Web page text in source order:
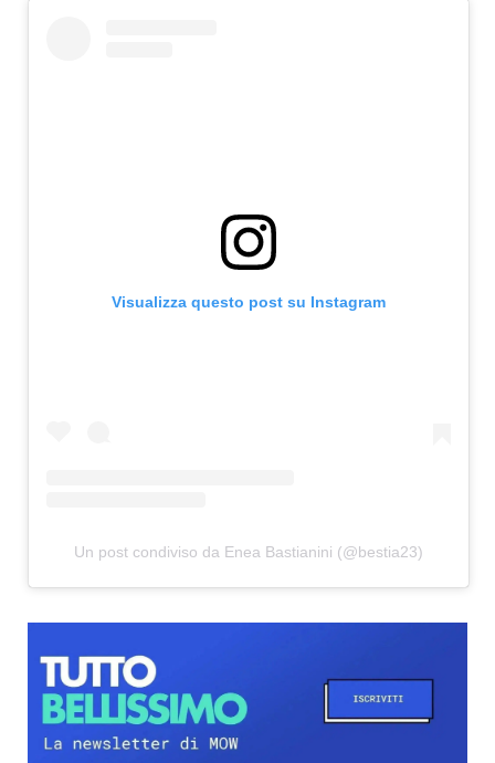
Visualizza questo post su Instagram
Un post condiviso da Enea Bastianini (@bestia23)